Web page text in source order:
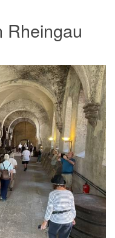
Rheingau